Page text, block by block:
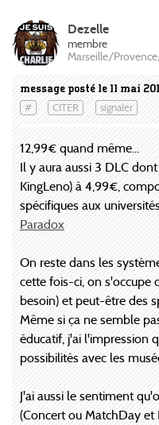
message posté le 11 mai
# CITER signaler
Dezelle
membre
Marseille/
12,99€ quand même...
Il y aura aussi 3 DLC
KingLeno) à 4,99€,
spécifiques aux
Paradox
On reste dans les
cette fois-ci, on s'occupe
besoin) et peut-être des
Même si ça ne semble
éducatif, j'ai l'impression
possibilités avec les
J'ai aussi le sentiment
(Concert ou MatchDay et